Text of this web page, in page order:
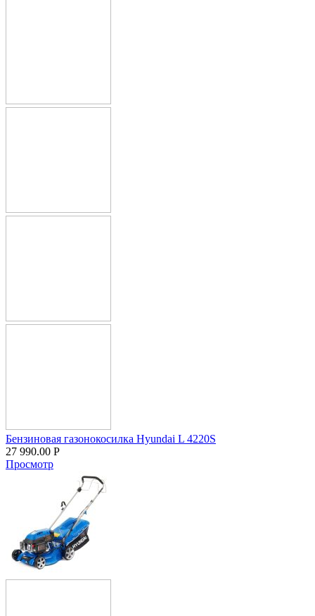
Бензиновая газонокосилка Hyundai L 4220S
27 990.00 Р
Просмотр